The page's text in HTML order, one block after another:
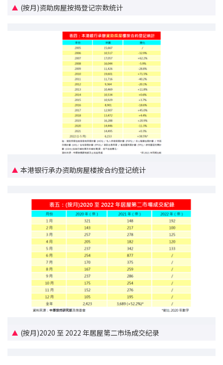
免费装修转介服务
火险、家居、宠物保险
条款及细则
私隐政策
本网页所提供资料仅作参考用途。
若因错漏而引致任何不便或损失，中原按揭概不负责。
本网站采用无障碍网页设计，如有任何问题，可查询：
2889 2886 / cmb@mail.centanet.com
中原地产 | 网上搵楼 |
中原工商铺
(按月)资助房屋按揭登记宗数统计
本港银行承办资助房屋楼按合约登记统计
(按月)2020 至 2022 年居屋第二市场成交纪录